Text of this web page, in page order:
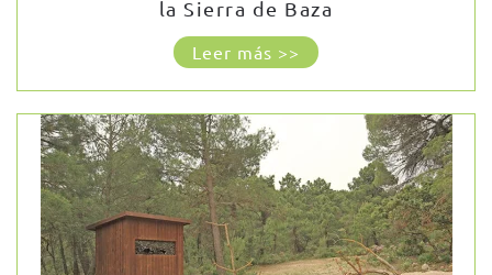
la Sierra de Baza
Leer más >>